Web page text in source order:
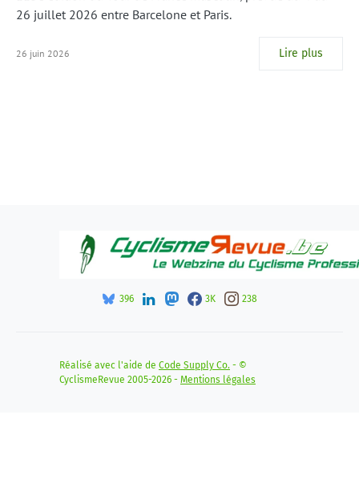
26 juillet 2026 entre Barcelone et Paris.
26 juin 2026 Lire plus
396 3K 238
Réalisé avec l'aide de Code Supply Co. - ©
CyclismeRevue 2005-2026 - Mentions légales